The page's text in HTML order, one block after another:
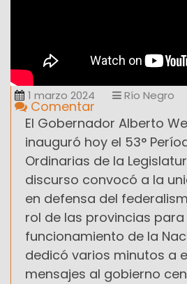
1 marzo 2024 Río Negro
Comentar
El Gobernador Alberto
inauguró hoy el 53°
Ordinarias de la
discurso convocó a la
en defensa del
rol de las provincias para
funcionamiento de la
dedicó varios minutos a
mensajes al gobierno